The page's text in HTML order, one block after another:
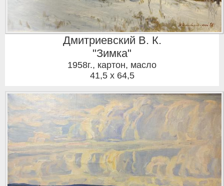
Дмитриевский В. К.
"Зимка"
1958г., картон, масло
41,5 x 64,5